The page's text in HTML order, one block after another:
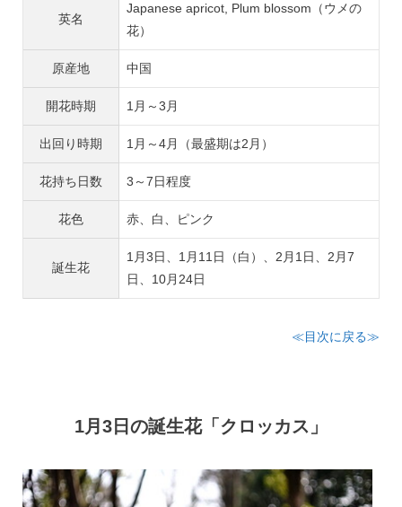
英名
Japanese apricot, Plum blossom（ウメの
花）
原産地 中国
開花時期 1月～3月
出回り時期 1月～4月（最盛期は2月）
花持ち日数 3～7日程度
花色 赤、白、ピンク
誕生花
1月3日、1月11日（白）、2月1日、2月7
日、10月24日
≪目次に戻る≫
1月3日の誕生花「クロッカス」